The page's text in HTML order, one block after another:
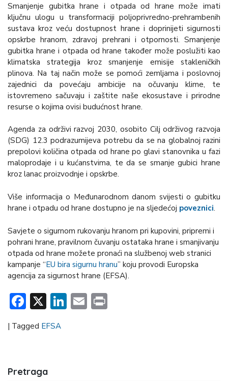
Smanjenje gubitka hrane i otpada od hrane može imati
ključnu ulogu u transformaciji poljoprivredno-prehrambenih
sustava kroz veću dostupnost hrane i doprinijeti sigurnosti
opskrbe hranom, zdravoj prehrani i otpornosti. Smanjenje
gubitka hrane i otpada od hrane također može poslužiti kao
klimatska strategija kroz smanjenje emisije stakleničkih
plinova. Na taj način može se pomoći zemljama i poslovnoj
zajednici da povećaju ambicije na očuvanju klime, te
istovremeno sačuvaju i zaštite naše ekosustave i prirodne
resurse o kojima ovisi budućnost hrane.
Agenda za održivi razvoj 2030, osobito Cilj održivog razvoja
(SDG) 12.3 podrazumijeva potrebu da se na globalnoj razini
prepolovi količina otpada od hrane po glavi stanovnika u fazi
maloprodaje i u kućanstvima, te da se smanje gubici hrane
kroz lanac proizvodnje i opskrbe.
Više informacija o Međunarodnom danom svijesti o gubitku
hrane i otpadu od hrane dostupno je na sljedećoj poveznici.
Savjete o sigurnom rukovanju hranom pri kupovini, pripremi i
pohrani hrane, pravilnom čuvanju ostataka hrane i smanjivanju
otpada od hrane možete pronaći na službenoj web stranici
kampanje “EU bira sigurnu hranu” koju provodi Europska
agencija za sigurnost hrane (EFSA).
Facebook
X LinkedIn
Email
| Tagged EFSA
Pretraga